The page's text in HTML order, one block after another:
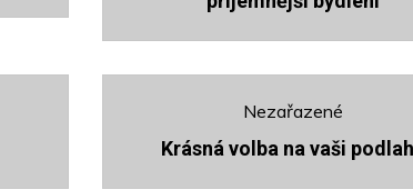
Nezařazené
Krásná volba na vaši